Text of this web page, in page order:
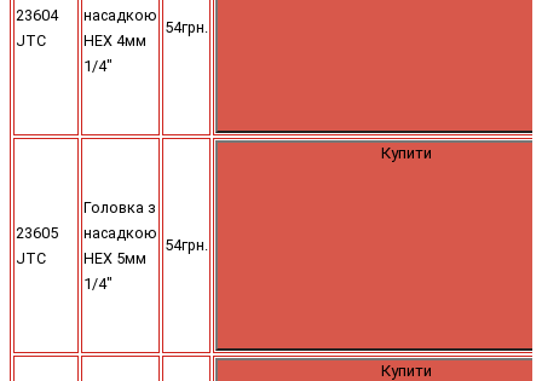
23604
JTC
насадкою
HEX 4мм
1/4"
54грн.
23605
JTC
Головка з
насадкою
HEX 5мм
1/4"
54грн.
Купити
Купити